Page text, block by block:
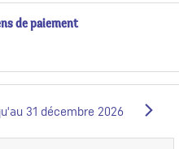
de paiement
31 décembre 2026